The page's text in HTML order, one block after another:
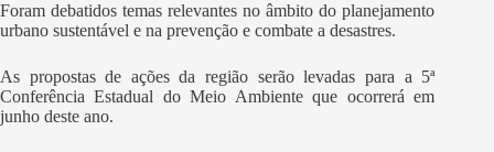
Foram debatidos temas relevantes no âmbito do planejamento
urbano sustentável e na prevenção e combate a desastres.
As propostas de ações da região serão levadas para a 5ª
Conferência Estadual do Meio Ambiente que ocorrerá em
junho deste ano.